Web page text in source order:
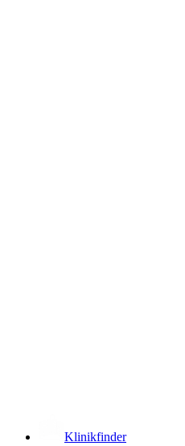
Klinikfinder